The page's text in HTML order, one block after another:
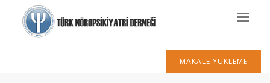
MAKALE YÜKLEME